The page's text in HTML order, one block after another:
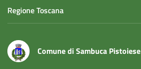
Regione Toscana
Comune di Sambuca Pistoiese